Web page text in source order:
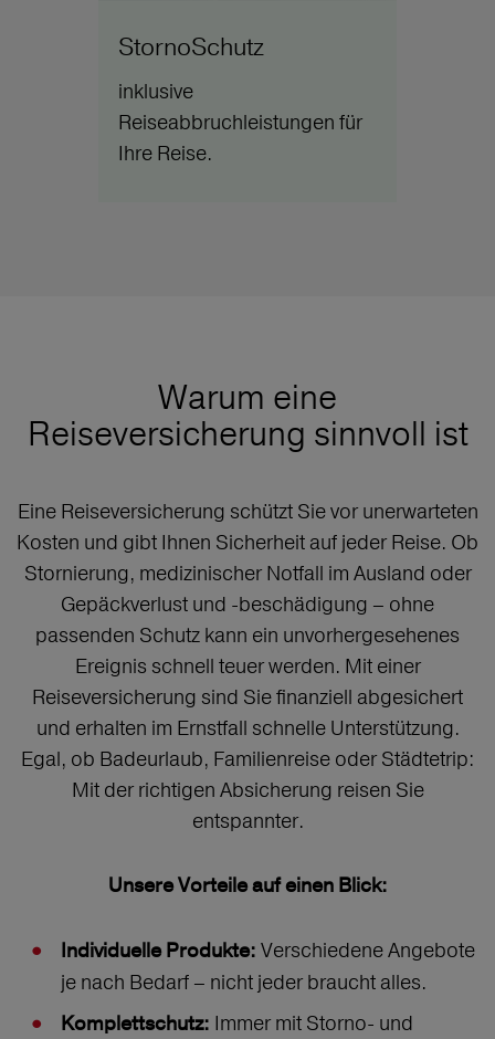
StornoSchutz
inklusive
Reiseabbruchleistungen für
Ihre Reise.
Warum eine
Reiseversicherung sinnvoll ist
Eine Reiseversicherung schützt Sie vor unerwarteten
Kosten und gibt Ihnen Sicherheit auf jeder Reise. Ob
Stornierung, medizinischer Notfall im Ausland oder
Gepäckverlust und -beschädigung – ohne
passenden Schutz kann ein unvorhergesehenes
Ereignis schnell teuer werden. Mit einer
Reiseversicherung sind Sie finanziell abgesichert
und erhalten im Ernstfall schnelle Unterstützung.
Egal, ob Badeurlaub, Familienreise oder Städtetrip:
Mit der richtigen Absicherung reisen Sie
entspannter.
Unsere Vorteile auf einen Blick:
Individuelle Produkte: Verschiedene Angebote
je nach Bedarf – nicht jeder braucht alles.
Komplettschutz: Immer mit Storno‑ und